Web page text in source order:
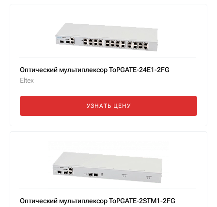
Оптический мультиплексор ToPGATE-24E1-2FG
Eltex
УЗНАТЬ ЦЕНУ
Оптический мультиплексор ToPGATE-2STM1-2FG